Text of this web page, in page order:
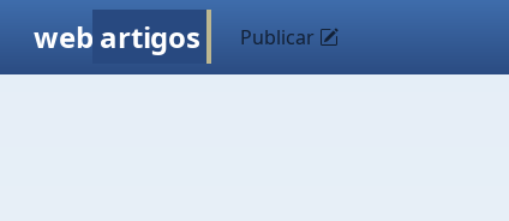
web artigos Publicar